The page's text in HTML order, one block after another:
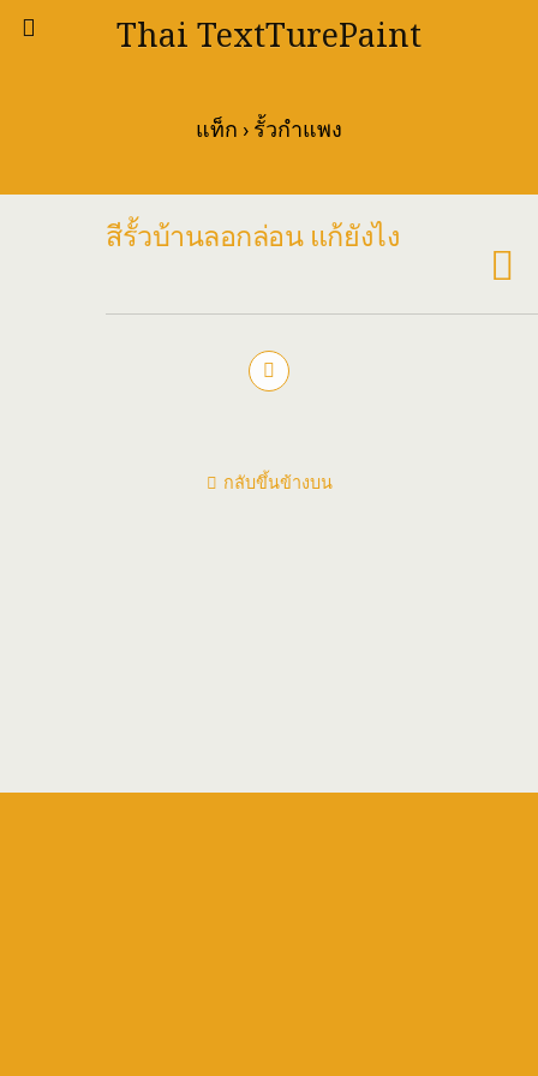
Thai TextTurePaint
แท็ก › รั้วกำแพง
สีรั้วบ้านลอกล่อน แก้ยังไง
กลับขึ้นข้างบน